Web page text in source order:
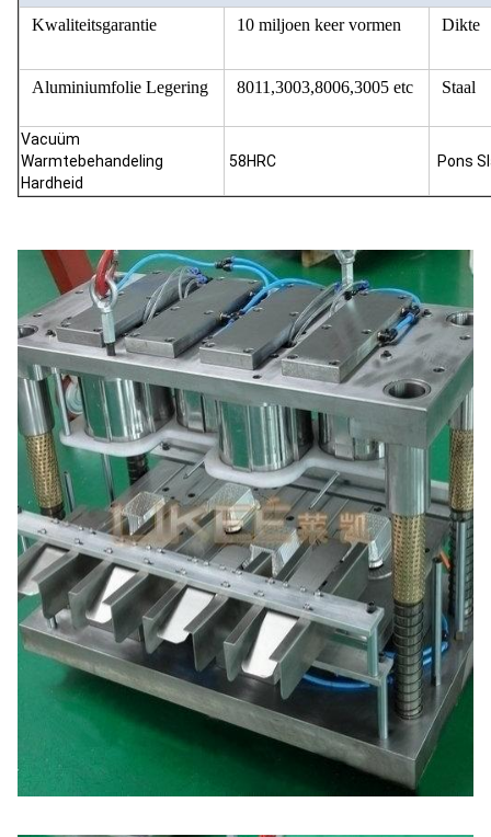
Kwaliteitsgarantie 10 miljoen keer vormen Dikte
Aluminiumfolie Legering 8011,3003,8006,3005 etc Staal
Vacuüm
Warmtebehandeling
Hardheid
58HRC Pons